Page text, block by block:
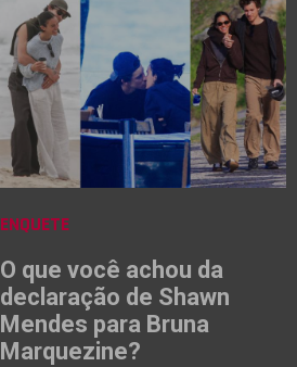
ENQUETE
O que você achou da
declaração de Shawn
Mendes para Bruna
Marquezine?